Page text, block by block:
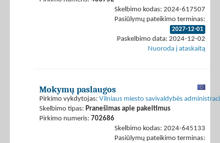
Skelbimo kodas: 2024-617507
Pasiūlymų pateikimo terminas:
2027-12-01
Paskelbimo data: 2024-12-02
Nuoroda į ataskaitą
Mokymų paslaugos
Pirkimo vykdytojas: Vilniaus miesto savivaldybės
Skelbimo tipas: Pranešimas apie pakeitimus
Pirkimo numeris: 702686
Skelbimo kodas: 2024-645133
Pasiūlymų pateikimo terminas: